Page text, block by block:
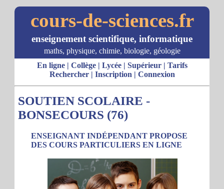
cours-de-sciences.fr
enseignement scientifique, informatique
maths, physique, chimie, biologie, géologie
En ligne| Collège| Lycée| Supérieur| Tarifs
Rechercher| Inscription | Connexion
SOUTIEN SCOLAIRE -
BONSECOURS (76)
ENSEIGNANT INDÉPENDANT PROPOSE
DES COURS PARTICULIERS EN LIGNE